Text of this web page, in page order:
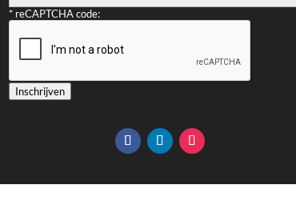
*reCAPTCHA code:
Inschrijven